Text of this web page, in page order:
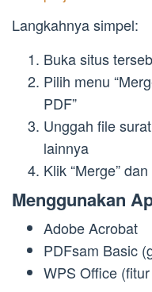
Langkahnya simpel:
Buka situs
Pilih menu
PDF”
Unggah file
lainnya
Klik “Merge”
Menggunakan
Adobe Acrobat
PDFsam Basic
WPS Office